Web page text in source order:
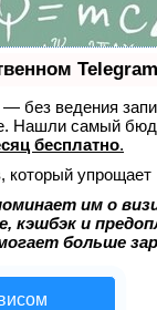
— без ведения
Нашли самый
бесплатно.
который упрощает
им о
кэшбэк и
больше